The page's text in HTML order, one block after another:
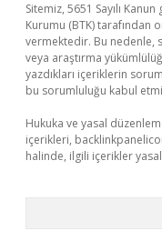
Sitemiz, 5651 Sayılı
Kurumu (BTK) tarafından
vermektedir. Bu nedenle,
veya araştırma
yazdıkları içeriklerin
bu sorumluluğu kabul
Hukuka ve yasal
içerikleri,
halinde, ilgili içerikler